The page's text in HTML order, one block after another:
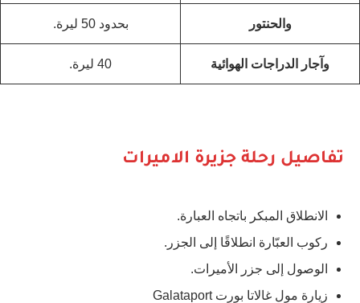
والحنتور بحدود 50 ليرة.
وآجار الدراجات الهوائية 40 ليرة.
تفاصيل رحلة جزيرة الاميرات
الانطلاق المبكر باتجاه العبارة.
ركوب العبّارة انطلاقًا إلى الجزر.
الوصول إلى جزر الأميرات.
زيارة مول غالاتا بورت Galataport